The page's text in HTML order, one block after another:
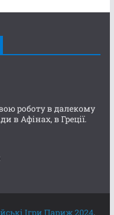
роботу в далекому
в Афінах, в Греції.
Ігри Париж 2024.